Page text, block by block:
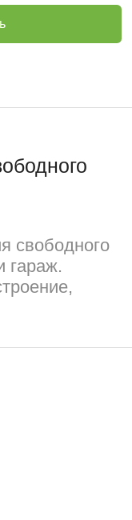
свободного
гараж.